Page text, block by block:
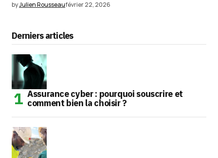
byJulien Rousseaufévrier 22, 2026
Derniers articles
Assurance cyber : pourquoi souscrire et
comment bien la choisir ?